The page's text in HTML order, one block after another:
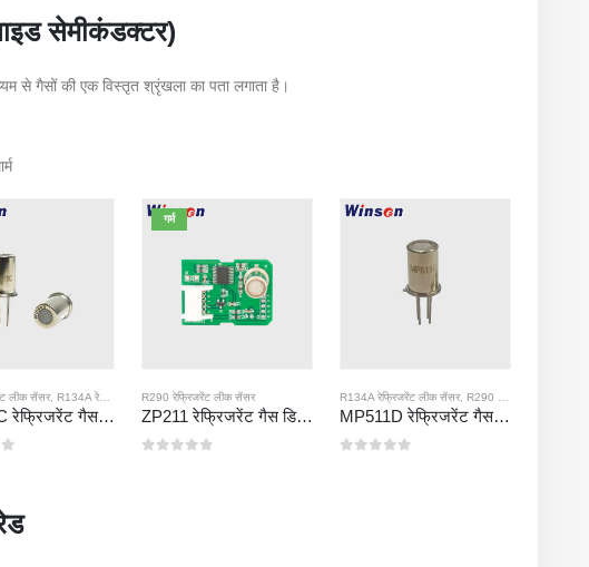
सेमीकंडक्टर)
से गैसों की एक विस्तृत श्रृंखला का पता लगाता है।
लीक सेंसर, R134A रेफ्रिजरेंट लीक सेंसर ,R290 रेफ्रिजरेंट लीक सेंसर R410A रेफ्रिजरेंट लीक सेंसर
MP510C रेफ्रिजरेंट गैस सेंसर | R32, R134A, R410A, R290 के लिए उच्च-संवेदनशीलता Freon लीक का पता लगाना
गर्म
R290 रेफ्रिजरेंट लीक सेंसर
ZP211 रेफ्रिजरेंट गैस डिटेक्शन मॉड्यूल-सर्द रिसाव का पता लगाने के लिए उच्च संवेदनशीलता सेंसर
R134A रेफ्रिजरेंट लीक सेंसर, R290 रेफ्रिजरेंट लीक सेंसर
MP511D रेफ्रिजरेंट गैस सेंसर-रेफ्रिजरेंट लीक डिटेक्शन के लिए अर्धचालक-आधारित सेंसर